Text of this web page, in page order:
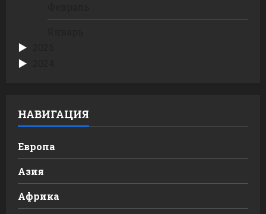
НАВИГАЦИЯ
Европа
Азия
Африка